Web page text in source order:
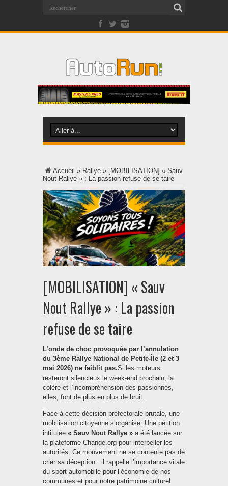
Accueil » Rallye » [MOBILISATION] « Sauv
Nout Rallye » : La passion refuse de se taire
[MOBILISATION] « Sauv
Nout Rallye » : La passion
refuse de se taire
L’onde de choc provoquée par l’annulation
du 3ème Rallye National de Petite-Île (2 et 3
mai 2026) ne faiblit pas.Si les moteurs
resteront silencieux le week-end prochain, la
colère et l’incompréhension des passionnés,
elles, font de plus en plus de bruit.
Face à cette décision préfectorale brutale, une
mobilisation citoyenne s’organise. Une pétition
intitulée « Sauv Nout Rallye » a été lancée sur
la plateforme Change.org pour interpeller les
autorités. Ce mouvement ne se contente pas de
crier sa déception : il rappelle l’importance vitale
du sport automobile pour l’économie de nos
communes et pour notre patrimoine culturel